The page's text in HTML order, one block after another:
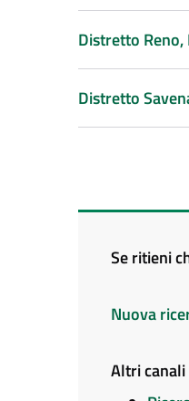
Distretto Reno,
Distretto
Se ritieni
Nuova
Altri